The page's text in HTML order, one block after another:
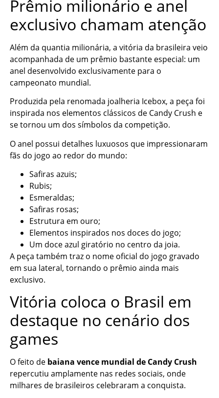
Prêmio milionário e anel
exclusivo chamam atenção
Além da quantia milionária, a vitória da brasileira veio
acompanhada de um prêmio bastante especial: um
anel desenvolvido exclusivamente para o
campeonato mundial.
Produzida pela renomada joalheria Icebox, a peça foi
inspirada nos elementos clássicos de Candy Crush e
se tornou um dos símbolos da competição.
O anel possui detalhes luxuosos que impressionaram
fãs do jogo ao redor do mundo:
Safiras azuis;
Rubis;
Esmeraldas;
Safiras rosas;
Estrutura em ouro;
Elementos inspirados nos doces do jogo;
Um doce azul giratório no centro da joia.
A peça também traz o nome oficial do jogo gravado
em sua lateral, tornando o prêmio ainda mais
exclusivo.
Vitória coloca o Brasil em
destaque no cenário dos
games
O feito de baiana vence mundial de Candy Crush
repercutiu amplamente nas redes sociais, onde
milhares de brasileiros celebraram a conquista.